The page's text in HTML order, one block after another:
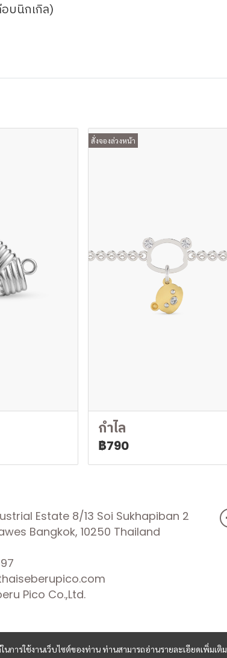
บนิกเกิล)
สั่งจองล่วงหน้า
กำไล
฿790
ารใช้งานเว็บไซต์ของท่าน ท่านสามารถอ่านรายละเอียดเพิ่มเติม
Estate 8/13 Soi Sukhapiban 2
Bangkok, 10250 Thailand
Pico Co.,Ltd.